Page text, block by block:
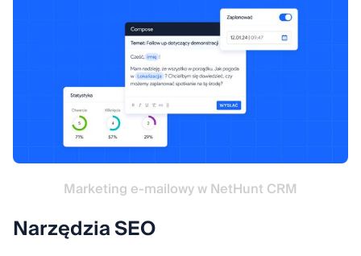
Marketing e-mailowy w NetHunt CRM
Narzędzia SEO